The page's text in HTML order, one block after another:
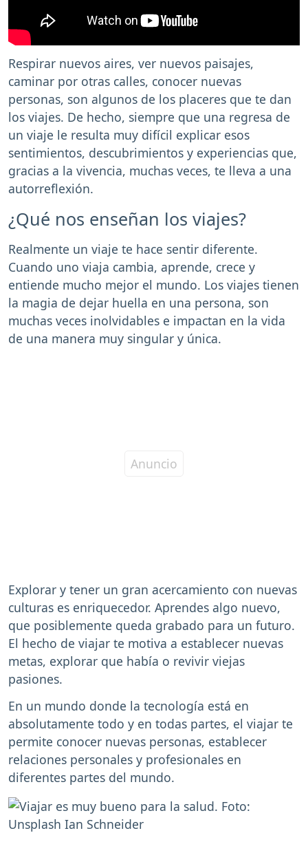
Respirar nuevos aires, ver nuevos paisajes,
caminar por otras calles, conocer nuevas
personas, son algunos de los placeres que te dan
los viajes. De hecho, siempre que una regresa de
un viaje le resulta muy difícil explicar esos
sentimientos, descubrimientos y experiencias que,
gracias a la vivencia, muchas veces, te lleva a una
autorreflexión.
¿Qué nos enseñan los viajes?
Realmente un viaje te hace sentir diferente.
Cuando uno viaja cambia, aprende, crece y
entiende mucho mejor el mundo. Los viajes tienen
la magia de dejar huella en una persona, son
muchas veces inolvidables e impactan en la vida
de una manera muy singular y única.
Explorar y tener un gran acercamiento con nuevas
culturas es enriquecedor. Aprendes algo nuevo,
que posiblemente queda grabado para un futuro.
El hecho de viajar te motiva a establecer nuevas
metas, explorar que había o revivir viejas
pasiones.
En un mundo donde la tecnología está en
absolutamente todo y en todas partes, el viajar te
permite conocer nuevas personas, establecer
relaciones personales y profesionales en
diferentes partes del mundo.